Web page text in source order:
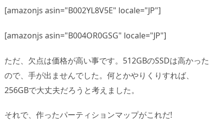
[amazonjs asin="B002YL8V5E" locale="JP"]
[amazonjs asin="B004OR0GSG" locale="JP"]
ただ、欠点は価格が高い事です。512GBのSSDは高かった
ので、手が出ませんでした。何とかやりくりすれば、
256GBで大丈夫だろうと考えました。
それで、作ったパーティションマップがこれだ!